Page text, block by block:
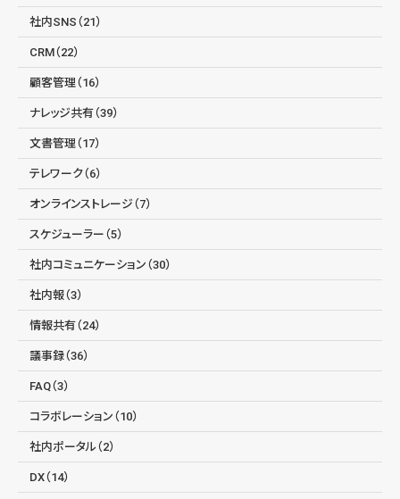
社内SNS（21）
CRM（22）
顧客管理（16）
ナレッジ共有（39）
文書管理（17）
テレワーク（6）
オンラインストレージ（7）
スケジューラー（5）
社内コミュニケーション（30）
社内報（3）
情報共有（24）
議事録（36）
FAQ（3）
コラボレーション（10）
社内ポータル（2）
DX（14）